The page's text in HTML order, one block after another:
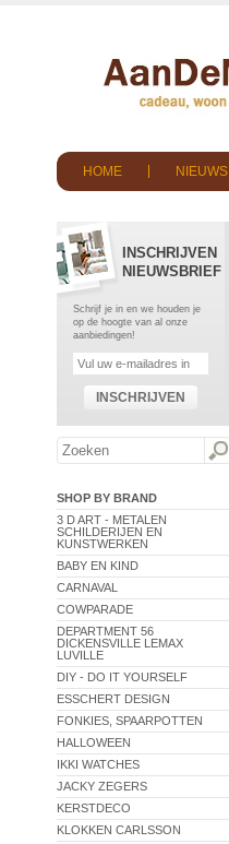
HOME NIEUWS
INSCHRIJVEN
NIEUWSBRIEF
Schrijf je in en we houden je
op de hoogte van al onze
aanbiedingen!
INSCHRIJVEN
SHOP BY BRAND
3 D ART - METALEN
SCHILDERIJEN EN
KUNSTWERKEN
BABY EN KIND
CARNAVAL
COWPARADE
DEPARTMENT 56
DICKENSVILLE LEMAX
LUVILLE
DIY - DO IT YOURSELF
ESSCHERT DESIGN
FONKIES, SPAARPOTTEN
HALLOWEEN
IKKI WATCHES
JACKY ZEGERS
KERSTDECO
KLOKKEN CARLSSON